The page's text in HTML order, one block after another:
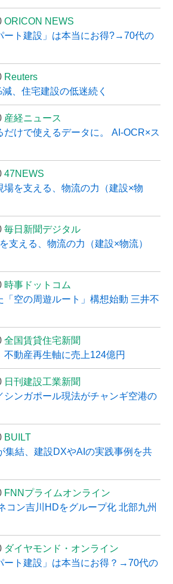
ORICON NEWS
ート建設」は本当にお得?→70代の
Reuters
、住宅建設の低迷続く
産経ニュース
だけで使えるデータに。 AI-OCR×ス
47NEWS
場を支える、物流の力（建設×物
毎日新聞デジタル
支える、物流の力（建設×物流）
時事ドットコム
「空の周遊ルート」構想始動 三井不
全国賃貸住宅新聞
不動産再生軸に売上124億円
日刊建設工業新聞
シンガポール現法がチャンギ空港の
BUILT
集結、建設DXやAIの実践事例を共
FNNプライムオンライン
コン吉川HDをグループ化 北部九州
ダイヤモンド・オンライン
ート建設」は本当にお得？→70代の